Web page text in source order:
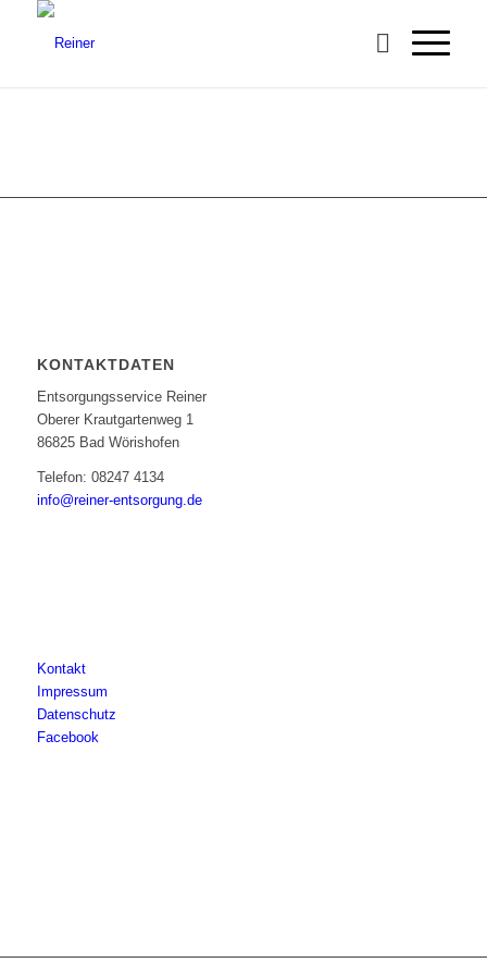
KONTAKTDATEN
Entsorgungsservice Reiner
Oberer Krautgartenweg 1
86825 Bad Wörishofen
Telefon: 08247 4134
info@reiner-entsorgung.de
Kontakt
Impressum
Datenschutz
Facebook